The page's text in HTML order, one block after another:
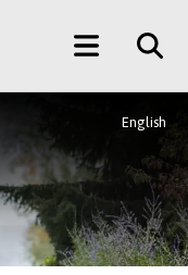
Main
Menu
English